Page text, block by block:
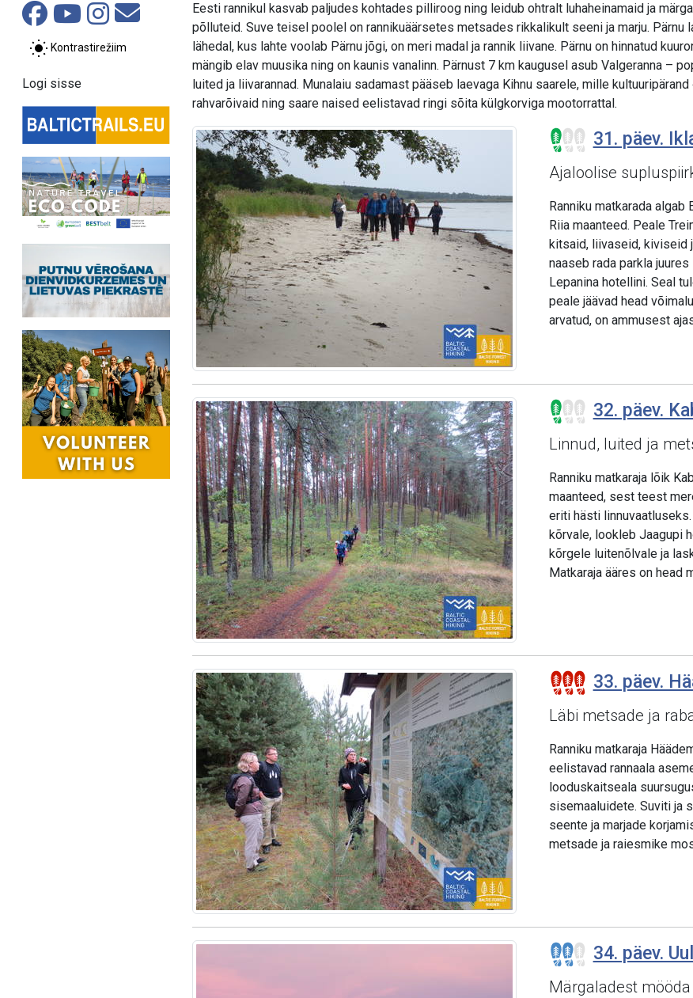
Kontrastirežiim
Logi sisse
Eesti rannikul kasvab paljudes kohtades pilliroog ning leidub ohtralt luhaheinamaid ja
põlluteid. Suve teisel poolel on rannikuäärsetes metsades rikkalikult seeni ja marju. Pärnu
lähedal, kus lahte voolab Pärnu jõgi, on meri madal ja rannik liivane. Pärnu on hinnatud
mängib elav muusika ning on kaunis vanalinn. Pärnust 7 km kaugusel asub Valgeranna –
luited ja liivarannad. Munalaiu sadamast pääseb laevaga Kihnu saarele, mille
rahvarõivaid ning saare naised eelistavad ringi sõita külgkorviga mootorrattal.
31. päev.
Ajaloolise
Ranniku matkarada
Riia maanteed. Peale
kitsaid, liivaseid, kiviseid
naaseb rada parkla
Lepanina hotellini. Seal
peale jäävad head
arvatud, on ammusest
32. päev.
Linnud, luited ja
Ranniku matkaraja lõik
maanteed, sest teest
eriti hästi
kõrvale, lookleb Jaagupi
kõrgele luitenõlvale ja
Matkaraja ääres on head
33. päev.
Läbi metsade ja
Ranniku matkaraja
eelistavad rannaala
looduskaitseala
sisemaaluidete. Suviti ja
seente ja marjade
metsade ja raiesmike
34. päev.
Märgaladest